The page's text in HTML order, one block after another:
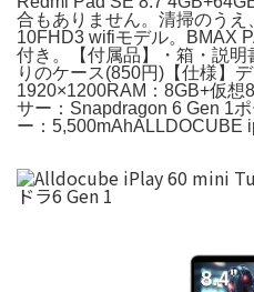
合もありません。清掃のう
10FHD3 wifiモデル。BMAX
付き。【付属品】・箱・説
りのケース(850円)【仕様】
1920×1200RAM：8GB+仮想
サー：Snapdragon 6 Gen 1
ー：5,500mAhALLDOCUBE